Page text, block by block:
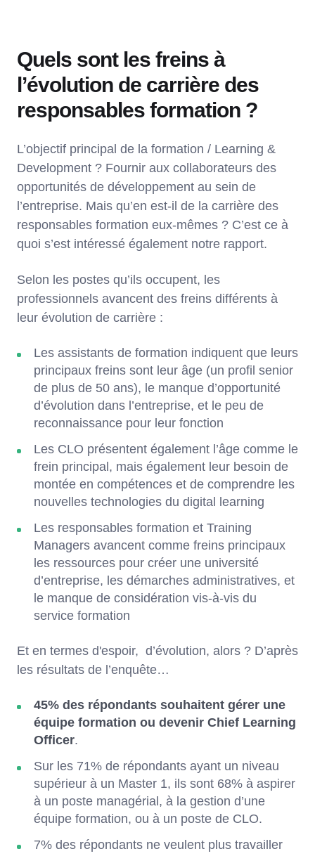
Quels sont les freins à
l’évolution de carrière des
responsables formation ?
L’objectif principal de la formation / Learning &
Development ? Fournir aux collaborateurs des
opportunités de développement au sein de
l’entreprise. Mais qu’en est-il de la carrière des
responsables formation eux-mêmes ? C’est ce à
quoi s’est intéressé également notre rapport.
Selon les postes qu’ils occupent, les
professionnels avancent des freins différents à
leur évolution de carrière :
Les assistants de formation indiquent que leurs
principaux freins sont leur âge (un profil senior
de plus de 50 ans), le manque d’opportunité
d’évolution dans l’entreprise, et le peu de
reconnaissance pour leur fonction
Les CLO présentent également l’âge comme le
frein principal, mais également leur besoin de
montée en compétences et de comprendre les
nouvelles technologies du digital learning
Les responsables formation et Training
Managers avancent comme freins principaux
les ressources pour créer une université
d’entreprise, les démarches administratives, et
le manque de considération vis-à-vis du
service formation
Et en termes d'espoir, d’évolution, alors ? D’après
les résultats de l’enquête…
45% des répondants souhaitent gérer une
équipe formation ou devenir Chief Learning
Officer.
Sur les 71% de répondants ayant un niveau
supérieur à un Master 1, ils sont 68% à aspirer
à un poste managérial, à la gestion d’une
équipe formation, ou à un poste de CLO.
7% des répondants ne veulent plus travailler